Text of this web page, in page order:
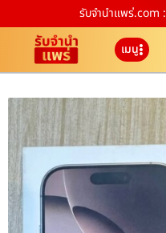
รับจํานําแพร่.com :
เมนู